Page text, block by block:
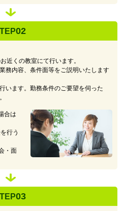
02
近くの教室にて行います。
務内容、条件面等をご説明いたします
います。勤務条件のご要望を伺った
合は
行う
・面
03